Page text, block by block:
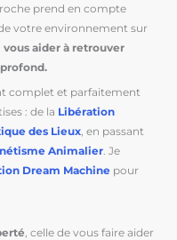
prend en compte
votre environnement sur
vous aider à retrouver
complet et parfaitement
: de la Libération
des Lieux , en passant
Animalier . Je
Dream Machine pour
, celle de vous faire aider